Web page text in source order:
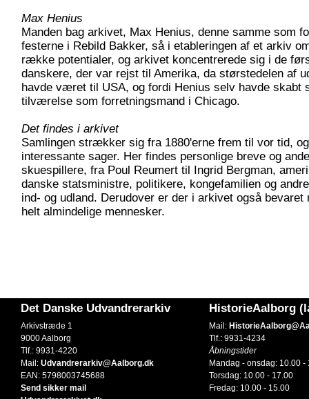
Max Henius
Manden bag arkivet, Max Henius, denne samme som
festerne i Rebild Bakker, så i etableringen af et arkiv
række potentialer, og arkivet koncentrerede sig i de
danskere, der var rejst til Amerika, da størstedelen af
havde været til USA, og fordi Henius selv havde skabt
tilværelse som forretningsmand i Chicago.
Det findes i arkivet
Samlingen strækker sig fra 1880'erne frem til vor tid,
interessante sager. Her findes personlige breve og
skuespillere, fra Poul Reumert til Ingrid Bergman,
danske statsministre, politikere, kongefamilien og
ind- og udland. Derudover er der i arkivet også
helt almindelige mennesker.
Det Danske Udvandrerarkiv
Arkivstræde 1
9000 Aalborg
Tlf.: 9931-4220
Mail: Udvandrerarkiv@Aalborg.dk
EAN: 5798003745688
Send sikker mail
HistorieAalborg
Mail:
Tlf.: 9931-4234
Åbningstider
Mandag - onsdag: 10.00 -
Torsdag: 10.00 - 17.00
Fredag: 10.00 - 15.00